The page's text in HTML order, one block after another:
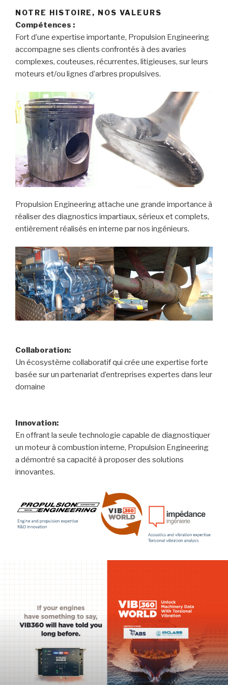
NOTRE HISTOIRE, NOS VALEURS
Compétences :
Fort d’une expertise importante, Propulsion Engineering
accompagne ses clients confrontés à des avaries
complexes, couteuses, récurrentes, litigieuses, sur leurs
moteurs et/ou lignes d’arbres propulsives.
Propulsion Engineering attache une grande importance à
réaliser des diagnostics impartiaux, sérieux et complets,
entièrement réalisés en interne par nos ingénieurs.
Collaboration:
Un écosystème collaboratif qui crée une expertise forte
basée sur un partenariat d’entreprises expertes dans leur
domaine
Innovation:
En offrant la seule technologie capable de diagnostiquer
un moteur à combustion interne, Propulsion Engineering
a démontré sa capacité à proposer des solutions
innovantes.